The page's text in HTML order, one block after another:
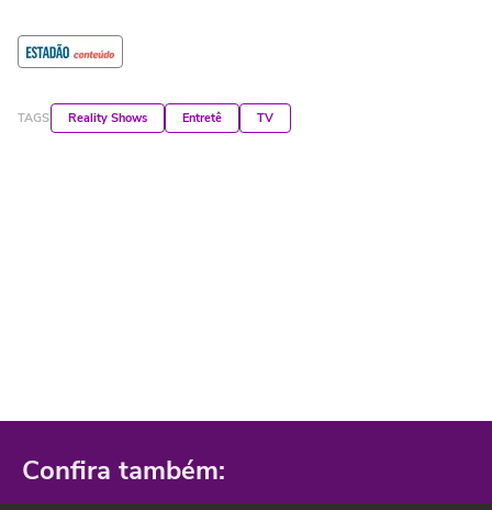
TAGS Reality Shows Entretê TV
Confira também: